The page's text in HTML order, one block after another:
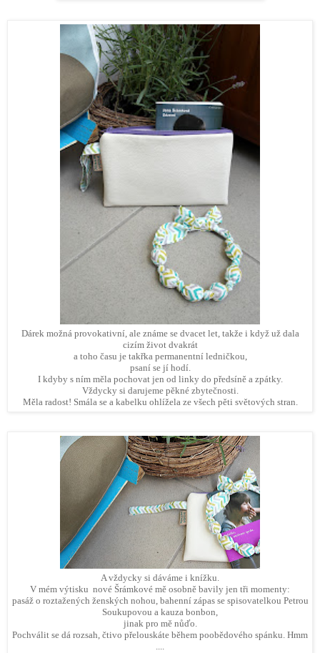
Dárek možná provokativní, ale známe se dvacet let, takže i když už dala
cizím život dvakrát
a toho času je takřka permanentní ledničkou,
psaní se jí hodí.
I kdyby s ním měla pochovat jen od linky do předsíně a zpátky.
Vždycky si darujeme pěkné zbytečnosti.
Měla radost! Smála se a kabelku ohlížela ze všech pěti světových stran.
A vždycky si dáváme i knížku.
V mém výtisku nové Šrámkové mě osobně bavily jen tři momenty:
pasáž o roztažených ženských nohou, bahenní zápas se spisovatelkou Petrou
Soukupovou a kauza bonbon,
jinak pro mě nůďo.
Pochválit se dá rozsah, čtivo přelouskáte během poobědového spánku. Hmm
....